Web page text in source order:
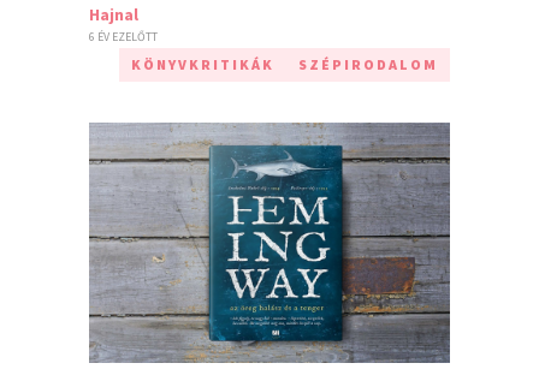
Hajnal
6 ÉV EZELŐTT
KÖNYVKRITIKÁK SZÉPIRODALOM